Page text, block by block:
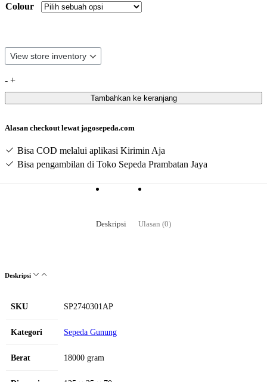
Colour
- Kuantitas
Sepeda
3.0
Inchi
3x7
+
Tambahkan ke keranjang
Alasan checkout lewat jagosepeda.com
Bisa COD melalui aplikasi Kirimin Aja
Bisa pengambilan di Toko Sepeda Prambatan Jaya
Deskripsi Ulasan (0)
Deskripsi
SKU SP2740301AP
Kategori Sepeda Gunung
Berat 18000 gram